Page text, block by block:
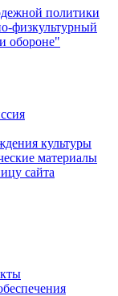
политики
физкультурный
обороне"
культуры
материалы
сайта